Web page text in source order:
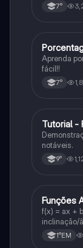
7°
Aprenda
fácil!!
7°
Tutorial -
notáveis.
9°
Funções
f(x) = ax +
inclinação/
variável: a
eixo y).
1°EM